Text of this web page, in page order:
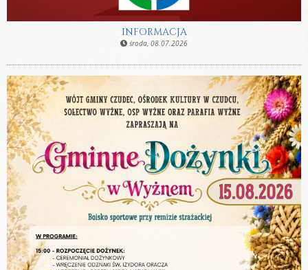
INFORMACJA
środa, 08.07.2026